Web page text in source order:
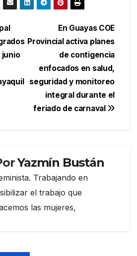
En Guayas COE
Provincial activa planes
de contigencia
enfocados en salud,
seguridad y monitoreo
integral durante el
feriado de carnaval
junio
Yazmín Bustán
Trabajando en
el trabajo que
las mujeres,